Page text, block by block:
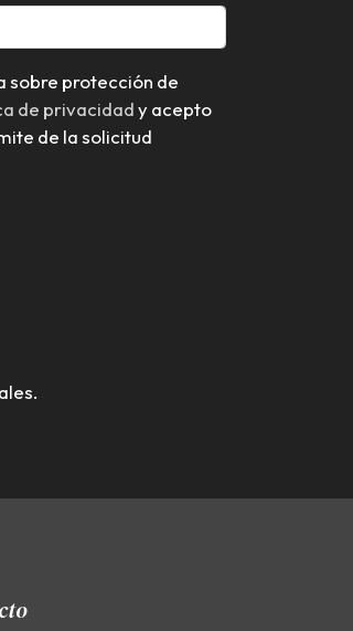
de privacidady acepto
de la solicitud